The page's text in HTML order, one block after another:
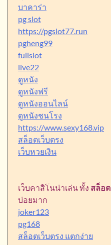
บาคาร่า
pg slot
https://pgslot77.run
pgheng99
fullslot
live22
ดูหนัง
ดูหนังฟรี
ดูหนังออนไลน์
ดูหนังชนโรง
https://www.sexy168.vip
สล็อตเว็บตรง
เว็บหวยเงิน
เว็บคาสิโนน่าเล่น ทั้ง สล็อต
บ่อยมาก
joker123
pg168
สล็อตเว็บตรง แตกง่าย